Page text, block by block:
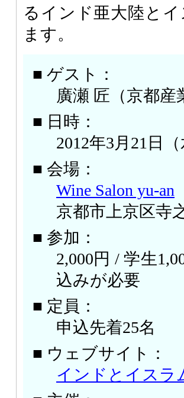
るインド亜大陸と
ます。
■ ゲスト：
廣瀬 匠（京都産
■ 日時：
2012年3月21日
■ 会場：
Wine Salon yu-an
京都市上京区寺
■ 参加：
2,000円 / 学生
込みが必要
■ 定員：
申込先着25名
■ ウェブサイト：
インドとイスラ